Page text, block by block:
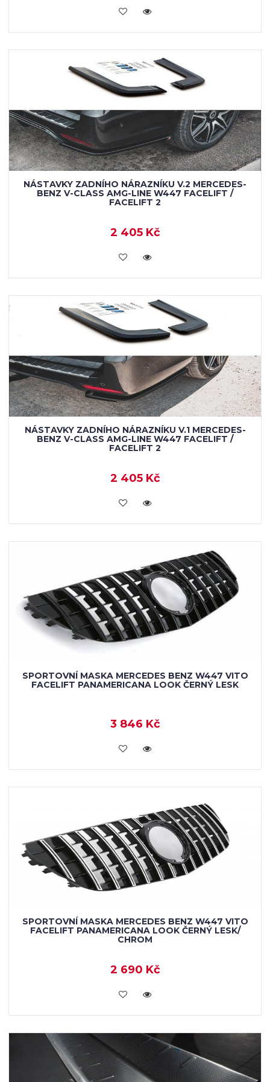
KOUPIT
NÁSTAVKY ZADNÍHO NÁRAZNÍKU V.2 MERCEDES-
BENZ V-CLASS AMG-LINE W447 FACELIFT /
FACELIFT 2
2 405 Kč
KOUPIT
NÁSTAVKY ZADNÍHO NÁRAZNÍKU V.1 MERCEDES-
BENZ V-CLASS AMG-LINE W447 FACELIFT /
FACELIFT 2
2 405 Kč
KOUPIT
SPORTOVNÍ MASKA MERCEDES BENZ W447 VITO
FACELIFT PANAMERICANA LOOK ČERNÝ LESK
3 846 Kč
KOUPIT
SPORTOVNÍ MASKA MERCEDES BENZ W447 VITO
FACELIFT PANAMERICANA LOOK ČERNÝ LESK/
CHROM
2 690 Kč
KOUPIT